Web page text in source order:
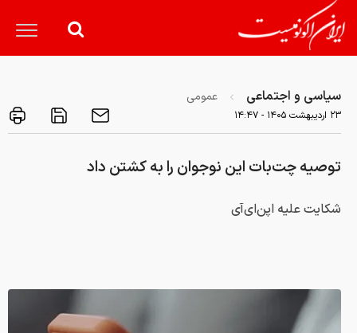
سیاسی و اجتماعی عمومی
۲۳ ارديبهشت ۱۴۰۵ - ۱۴:۴۷
توصیه چت‌بات این نوجوان را به کشتن داد
شکایت علیه اپن‌ای‌آی